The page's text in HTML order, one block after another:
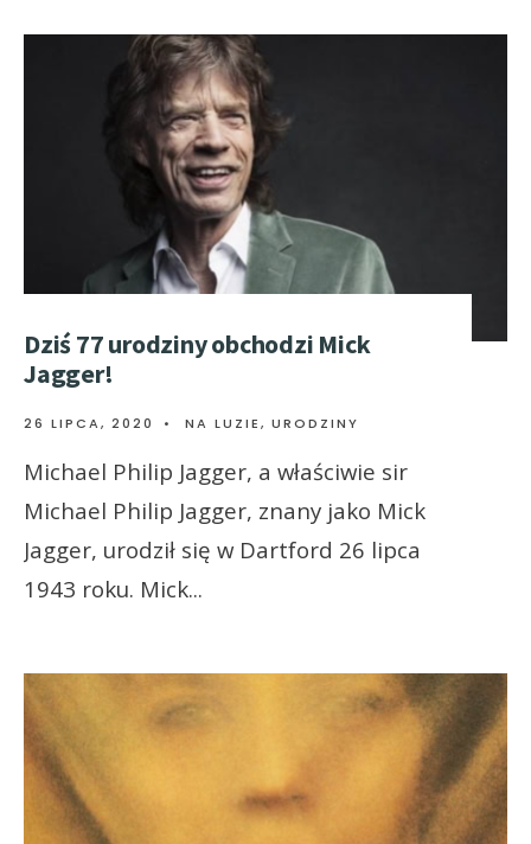
Dziś 77 urodziny obchodzi Mick
Jagger!
26 LIPCA, 2020 • NA LUZIE, URODZINY
Michael Philip Jagger, a właściwie sir
Michael Philip Jagger, znany jako Mick
Jagger, urodził się w Dartford 26 lipca
1943 roku. Mick...